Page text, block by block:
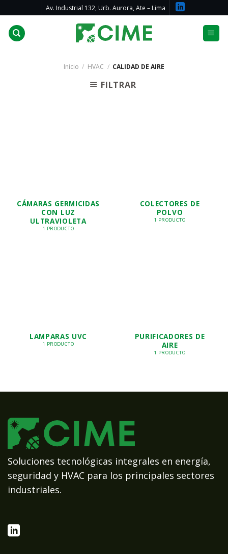
to
content
Av. Industrial 132, Urb. Aurora, Ate – Lima
Inicio / HVAC / CALIDAD DE AIRE
FILTRAR
CÁMARAS GERMICIDAS
CON LUZ
ULTRAVIOLETA
1 PRODUCTO
COLECTORES DE
POLVO
1 PRODUCTO
LAMPARAS UVC
1 PRODUCTO
PURIFICADORES DE
AIRE
1 PRODUCTO
Soluciones tecnológicas integrales en energía,
seguridad y HVAC para los principales sectores
industriales.